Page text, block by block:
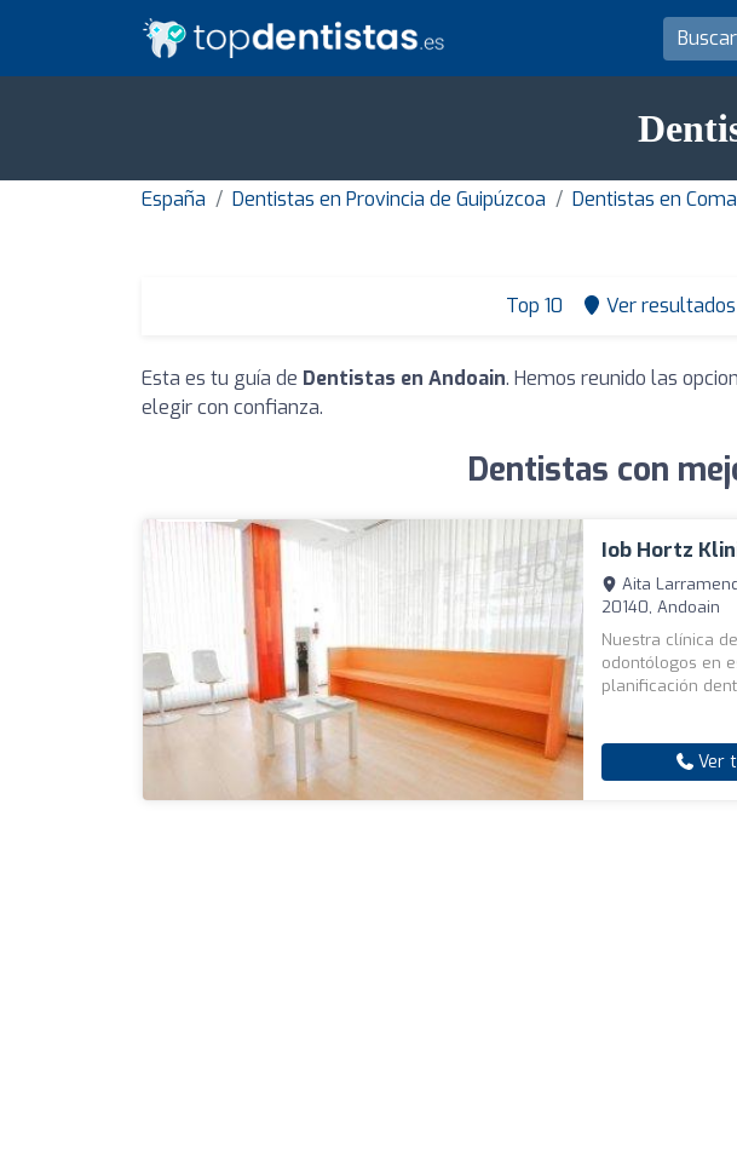
España Dentistas en Provincia de Guipúzcoa Dentistas en
Top 10 Ver
Esta es tu guía de Dentistas en Andoain. Hemos reunido las
elegir con confianza.
Dentistas con
Iob Hortz
Aita
20140, Andoain
Nuestra clínica
odontólogos en
planificación
Ver